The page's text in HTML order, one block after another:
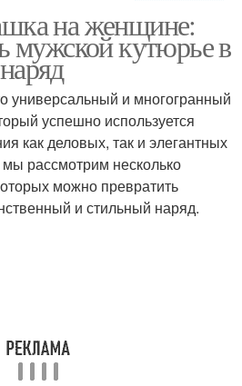
бюстгальтера
Рубашка для женщины
на женщине:
мужской кутюрье в
универсальный и многогранный
успешно используется
как деловых, так и элегантных
рассмотрим несколько
можно превратить
и стильный наряд.